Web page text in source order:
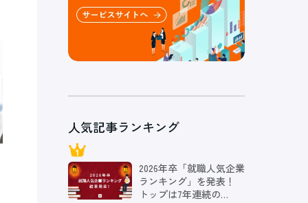
人気記事ランキング
2026年卒「就職人気企業
ランキング」を発表！
トップは7年連続の…